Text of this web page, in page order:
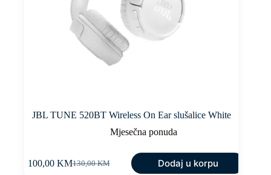
JBL TUNE 520BT Wireless On Ear slušalice White
Mjesečna ponuda
130,00KM
Original
100,00 KMCurrent
Dodaj u korpu